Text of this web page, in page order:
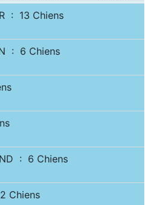
: 13 Chiens
: 6 Chiens
: 6 Chiens
Chiens